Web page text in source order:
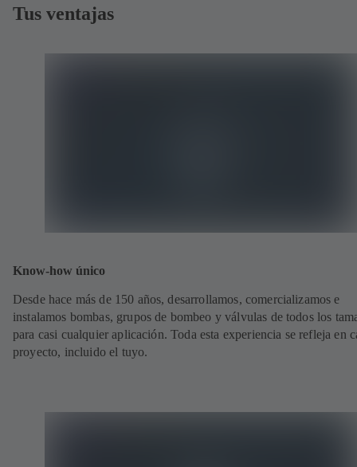
Tus ventajas
Know-how único
Desde hace más de 150 años, desarrollamos, comercializamos e
instalamos bombas, grupos de bombeo y válvulas de todos los
para casi cualquier aplicación. Toda esta experiencia se refleja en
proyecto, incluido el tuyo.